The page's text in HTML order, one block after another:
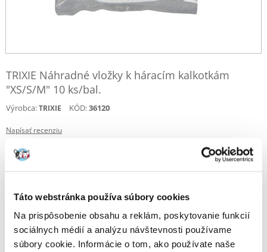
Táto webstránka používa súbory cookies
Na prispôsobenie obsahu a reklám, poskytovanie funkcií
sociálnych médií a analýzu návštevnosti používame
súbory cookie. Informácie o tom, ako používate naše
TRIXIE Náhradné vložky k háracím kalkotkám
"XS/S/M" 10 ks/bal.
Výrobca:TRIXIE KÓD:36120
Napísať recenziu
€1.00
Fotky našich zákazníkovPozri ďalšie fotografie
Popis